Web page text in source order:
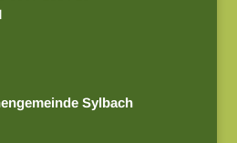
Sylbach